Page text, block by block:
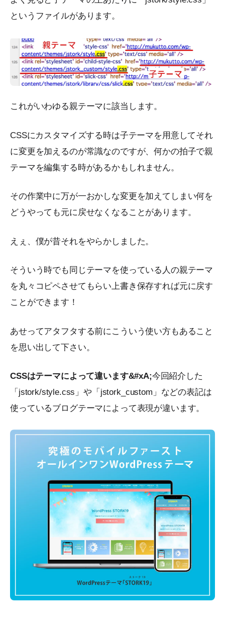
というファイルがあります。
これがいわゆる親テーマに該当します。
CSSにカスタマイズする時は子テーマを用意してそれ
に変更を加えるのが常識なのですが、何かの拍子で親
テーマを編集する時があるかもしれません。
その作業中に万が一おかしな変更を加えてしまい何を
どうやっても元に戻せなくなることがあります。
えぇ、僕が昔それをやらかしました。
そういう時でも同じテーマを使っている人の親テーマ
を丸々コピペさせてもらい上書き保存すれば元に戻す
ことができます！
あせってアタフタする前にこういう使い方もあること
を思い出して下さい。
CSSはテーマによって違います&#xA;今回紹介した
「jstork/style.css」や「jstork_custom」などの表記は
使っているブログテーマによって表現が違います。